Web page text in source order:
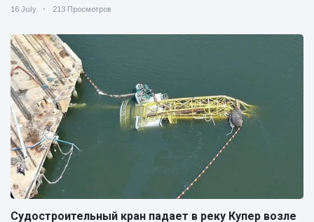
16 July 213 Просмотров
Судостроительный кран падает в реку Купер возле